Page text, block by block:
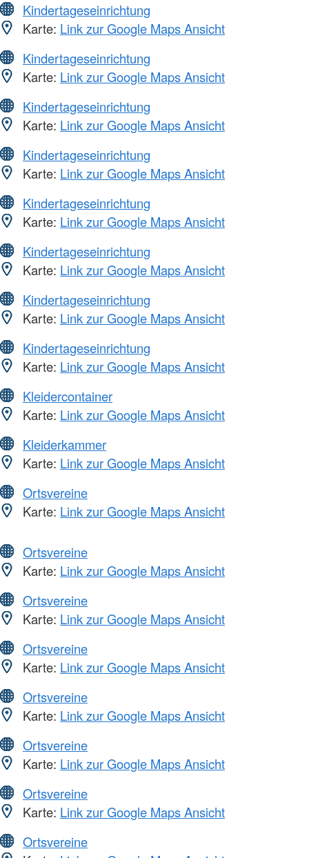
Kindertageseinrichtung
Karte: Link zur Google Maps Ansicht
Kindertageseinrichtung
Karte: Link zur Google Maps Ansicht
Kindertageseinrichtung
Karte: Link zur Google Maps Ansicht
Kindertageseinrichtung
Karte: Link zur Google Maps Ansicht
Kindertageseinrichtung
Karte: Link zur Google Maps Ansicht
Kindertageseinrichtung
Karte: Link zur Google Maps Ansicht
Kindertageseinrichtung
Karte: Link zur Google Maps Ansicht
Kindertageseinrichtung
Karte: Link zur Google Maps Ansicht
Kleidercontainer
Karte: Link zur Google Maps Ansicht
Kleiderkammer
Karte: Link zur Google Maps Ansicht
Ortsvereine
Karte: Link zur Google Maps Ansicht
Ortsvereine
Karte: Link zur Google Maps Ansicht
Ortsvereine
Karte: Link zur Google Maps Ansicht
Ortsvereine
Karte: Link zur Google Maps Ansicht
Ortsvereine
Karte: Link zur Google Maps Ansicht
Ortsvereine
Karte: Link zur Google Maps Ansicht
Ortsvereine
Karte: Link zur Google Maps Ansicht
Ortsvereine